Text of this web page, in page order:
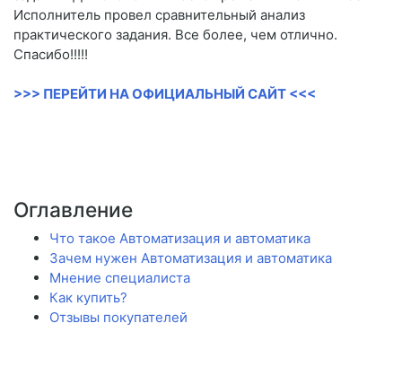
Исполнитель провел сравнительный анализ
практического задания. Все более, чем отлично.
Спасибо!!!!!
>>> ПЕРЕЙТИ НА ОФИЦИАЛЬНЫЙ САЙТ <<<
Оглавление
Что такое Автоматизация и автоматика
Зачем нужен Автоматизация и автоматика
Мнение специалиста
Как купить?
Отзывы покупателей